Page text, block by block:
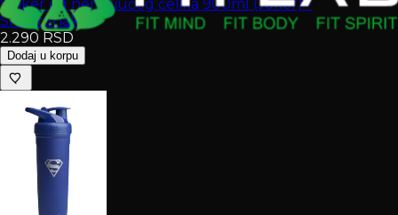
Šejker od nerđajućeg čelika 900ml (Joker) -
SmartShaker
2.290 RSD
Dodaj u korpu